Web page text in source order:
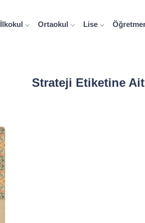
İlkokul Ortaokul Lise
Strateji Etiketine